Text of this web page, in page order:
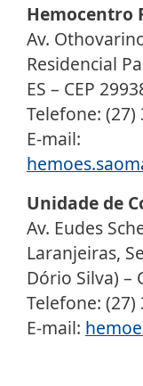
Hemocentro
Av.
Residencial
ES – CEP
Telefone: (27)
E-mail:
Unidade de
Av. Eudes
Laranjeiras,
Dório Silva) –
Telefone: (27)
E-mail: